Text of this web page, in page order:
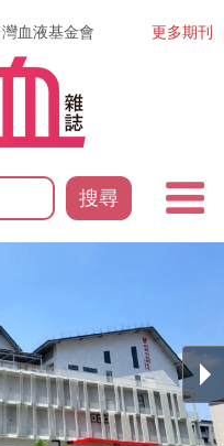
灣血液基金會
搜尋
更多期刊